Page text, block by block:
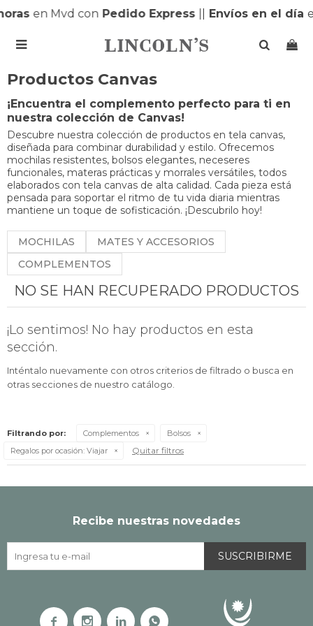
en Mvd conPedido Express| Envíos en el día

Productos Canvas
¡Encuentra el complemento perfecto para ti en
nuestra colección de Canvas!
Descubre nuestra colección de productos en tela canvas,
diseñada para combinar durabilidad y estilo. Ofrecemos
mochilas resistentes, bolsos elegantes, neceseres
funcionales, materas prácticas y morrales versátiles, todos
elaborados con tela canvas de alta calidad. Cada pieza está
pensada para soportar el ritmo de tu vida diaria mientras
mantiene un toque de sofisticación. ¡Descubrilo hoy!
MOCHILAS
MATES Y ACCESORIOS
COMPLEMENTOS
NO SE HAN RECUPERADO PRODUCTOS
¡Lo sentimos! No hay productos en esta
sección.
Inténtalo nuevamente con otros criterios de filtrado o busca en
otras secciones de nuestro catálogo.
Filtrando por: Complementos
Bolsos
Regalos por ocasión: Viajar Quitar filtros
Recibe nuestras novedades
SUSCRIBIRME
   